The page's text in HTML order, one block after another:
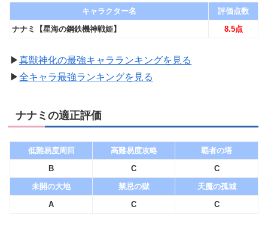
キャラクター名
評価点数
ナナミ【星海の鋼鉄機神戦姫】
8.5点
▶︎真獣神化の最強キャラランキングを見る
▶︎全キャラ最強ランキングを見る
ナナミの適正評価
低難易度周回 高難易度攻略
覇者の塔
B
C
C
未開の大地
禁忌の獄
天魔の孤城
A
C C